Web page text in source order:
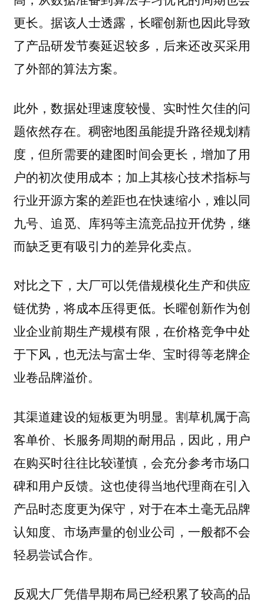
更长。据该人士透露，长曜创新也因此导致
了产品研发节奏延迟较多，后来还改买采用
了外部的算法方案。
此外，数据处理速度较慢、实时性欠佳的问
题依然存在。稠密地图虽能提升路径规划精
度，但所需要的建图时间会更长，增加了用
户的初次使用成本；加上其核心技术指标与
行业开源方案的差距也在快速缩小，难以同
九号、追觅、库犸等主流竞品拉开优势，继
而缺乏更有吸引力的差异化卖点。
对比之下，大厂可以凭借规模化生产和供应
链优势，将成本压得更低。长曜创新作为创
业企业前期生产规模有限，在价格竞争中处
于下风，也无法与富士华、宝时得等老牌企
业卷品牌溢价。
其渠道建设的短板更为明显。割草机属于高
客单价、长服务周期的耐用品，因此，用户
在购买时往往比较谨慎，会充分参考市场口
碑和用户反馈。这也使得当地代理商在引入
产品时态度更为保守，对于在本土毫无品牌
认知度、市场声量的创业公司，一般都不会
轻易尝试合作。
反观大厂凭借早期布局已经积累了较高的品